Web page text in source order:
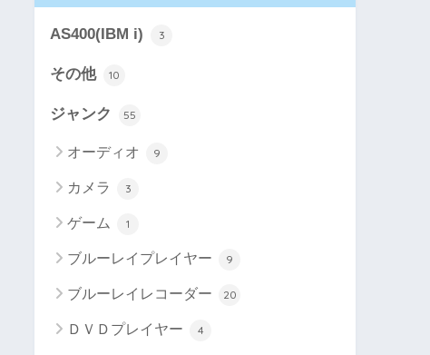
AS400(IBM i) 3
その他 10
ジャンク 55
オーディオ 9
カメラ 3
ゲーム 1
ブルーレイプレイヤー 9
ブルーレイレコーダー 20
ＤＶＤプレイヤー 4